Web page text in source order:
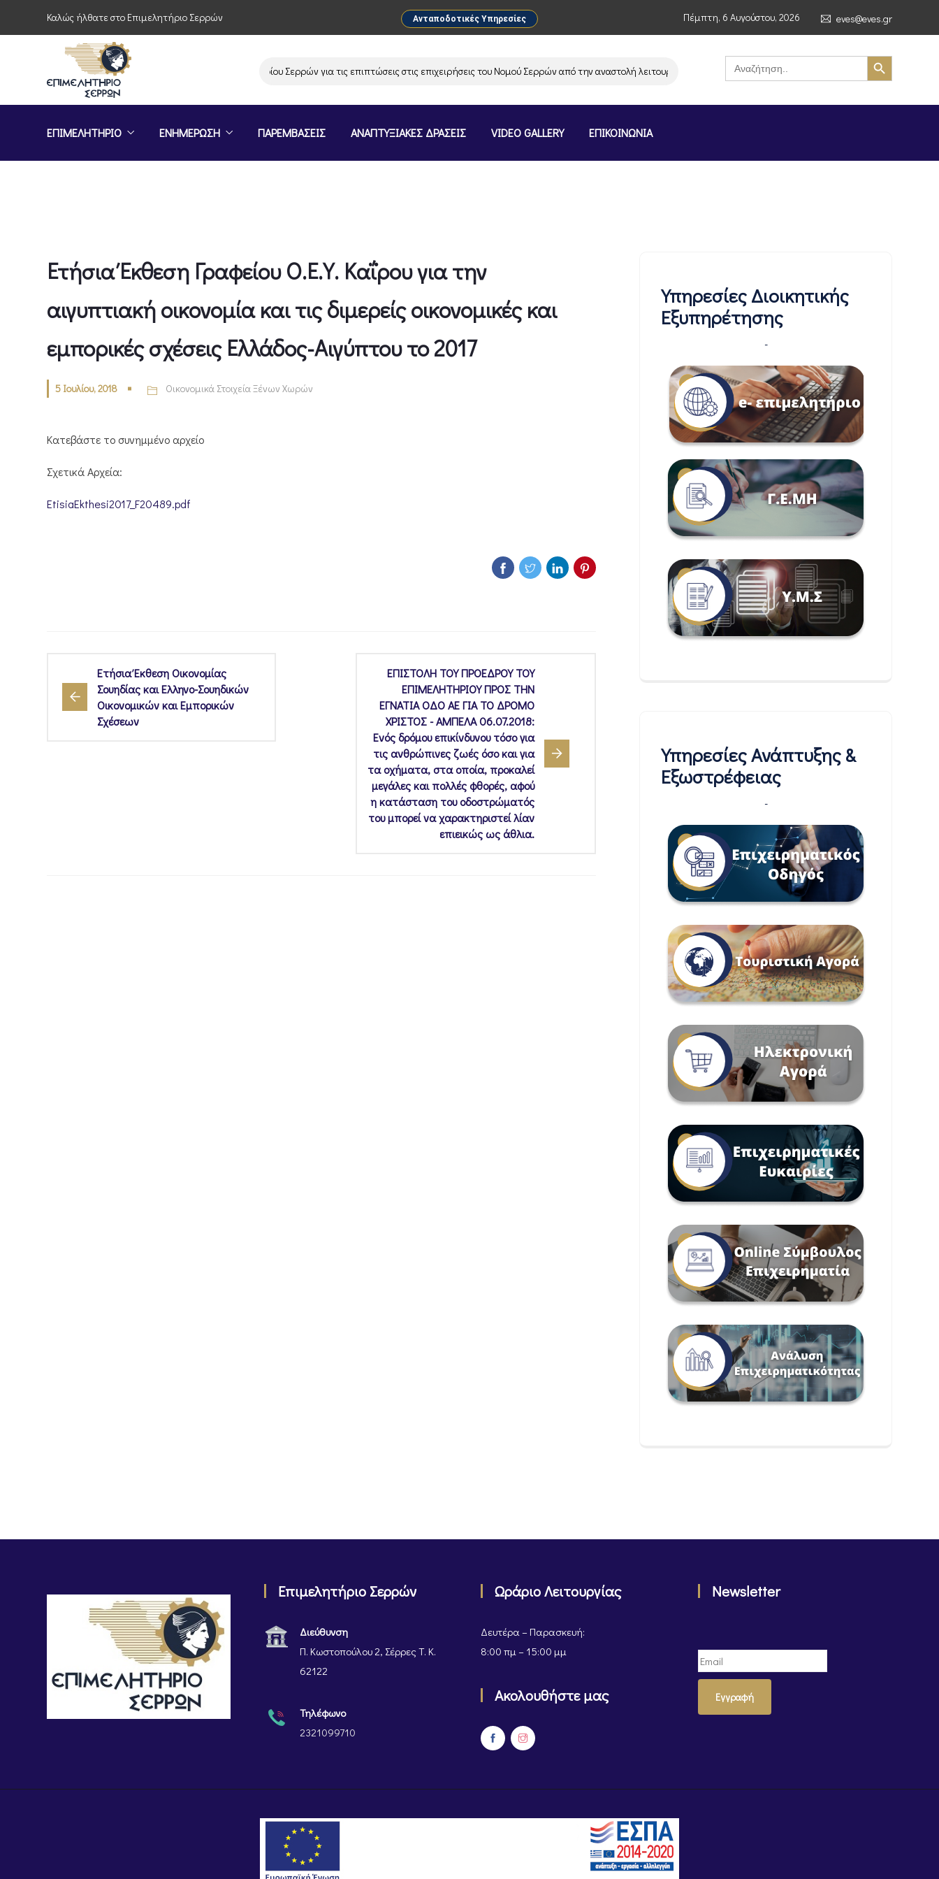
Καλώς ήλθατε στο Επιμελητήριο Σερρών Ανταποδοτικές Υπηρεσίες Πέμπτη, 6 Αυγούστου, 2026 eves@eves.gr
Παρέμβαση του Επιμελητηρίου Σερρών για τις επιπτώσεις στις επιχειρήσεις του Νομού Σερρών από την αναστολή λειτουργίας της αλυσίδας σούπερ μάρκετ MERE στην Ελλάδα –
Search
for:
Search Button
ΕΠΙΜΕΛΗΤΗΡΙΟ ΕΝΗΜΕΡΩΣΗ ΠΑΡΕΜΒΑΣΕΙΣ ΑΝΑΠΤΥΞΙΑΚΕΣ ΔΡΑΣΕΙΣ VIDEO GALLERY ΕΠΙΚΟΙΝΩΝΙΑ
Ετήσια Έκθεση Γραφείου Ο.Ε.Υ. Καΐρου για την
αιγυπτιακή οικονομία και τις διμερείς οικονομικές και
εμπορικές σχέσεις Ελλάδος-Αιγύπτου το 2017
5 Ιουλίου, 2018 Οικονομικά Στοιχεία Ξένων Χωρών
Κατεβάστε το συνημμένο αρχείο
Σχετικά Αρχεία:
EtisiaEkthesi2017_F20489.pdf
Ετήσια Έκθεση Οικονομίας
Σουηδίας και Ελληνο-Σουηδικών
Οικονομικών και Εμπορικών
Σχέσεων
ΕΠΙΣΤΟΛΗ ΤΟΥ ΠΡΟΕΔΡΟΥ ΤΟΥ
ΕΠΙΜΕΛΗΤΗΡΙΟΥ ΠΡΟΣ ΤΗΝ
ΕΓΝΑΤΙΑ ΟΔΟ ΑΕ ΓΙΑ ΤΟ ΔΡΟΜΟ
ΧΡΙΣΤΟΣ - ΑΜΠΕΛΑ 06.07.2018:
Ενός δρόμου επικίνδυνου τόσο για
τις ανθρώπινες ζωές όσο και για
τα οχήματα, στα οποία, προκαλεί
μεγάλες και πολλές φθορές, αφού
η κατάσταση του οδοστρώματός
του μπορεί να χαρακτηριστεί λίαν
επιεικώς ως άθλια.
Υπηρεσίες Διοικητικής
Εξυπηρέτησης
-
Υπηρεσίες Ανάπτυξης &
Εξωστρέφειας
-
Επιμελητήριο Σερρών
Διεύθυνση
Π. Κωστοπούλου 2, Σέρρες Τ. Κ.
62122
Τηλέφωνο
2321099710
Ωράριο Λειτουργίας
Δευτέρα – Παρασκευή:
8:00 πμ – 15:00 μμ
Ακολουθήστε μας
Newsletter
Εγγραφή